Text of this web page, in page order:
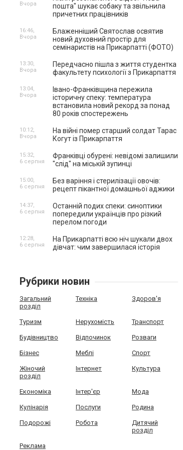
пошта" шукає собаку та звільнила
причетних працівників
Вчора
Блаженніший Святослав освятив
новий духовний простір для
семінаристів на Прикарпатті (ФОТО)
16:46,
Вчора
Передчасно пішла з життя студентка
факультету психології з Прикарпаття
13:30,
Вчора
Івано-Франківщина пережила
історичну спеку: температура
встановила новий рекорд за понад
80 років спостережень
13:04,
Вчора
На війні помер старший солдат Тарас
Когут із Прикарпаття
10:12,
Вчора
Франківці обурені: невідомі залишили
"слід" на міській зупинці
15:32,
6 серпня
Без варіння і стерилізації овочів:
рецепт пікантної домашньої аджики
15:00,
6 серпня
Останній подих спеки: синоптики
попередили українців про різкий
перелом погоди
14:37,
6 серпня
На Прикарпатті всю ніч шукали двох
дівчат: чим завершилася історія
12:28,
6 серпня
Рубрики новин
Загальний
розділ
Техніка Здоров'я
Туризм Нерухомість Транспорт
Будівництво Відпочинок Розваги
Бізнес Меблі Спорт
Жіночий
розділ
Інтернет Культура
Економіка Інтер'єр Мода
Кулінарія Послуги Родина
Подорожі Робота
Дитячий
розділ
Реклама